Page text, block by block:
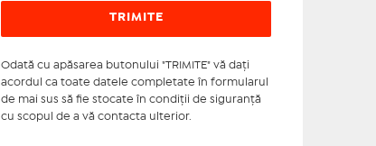
Odată cu apăsarea butonului "TRIMITE" vă daţi
acordul ca toate datele completate în formularul
de mai sus să fie stocate în condiţii de siguranţă
cu scopul de a vă contacta ulterior.